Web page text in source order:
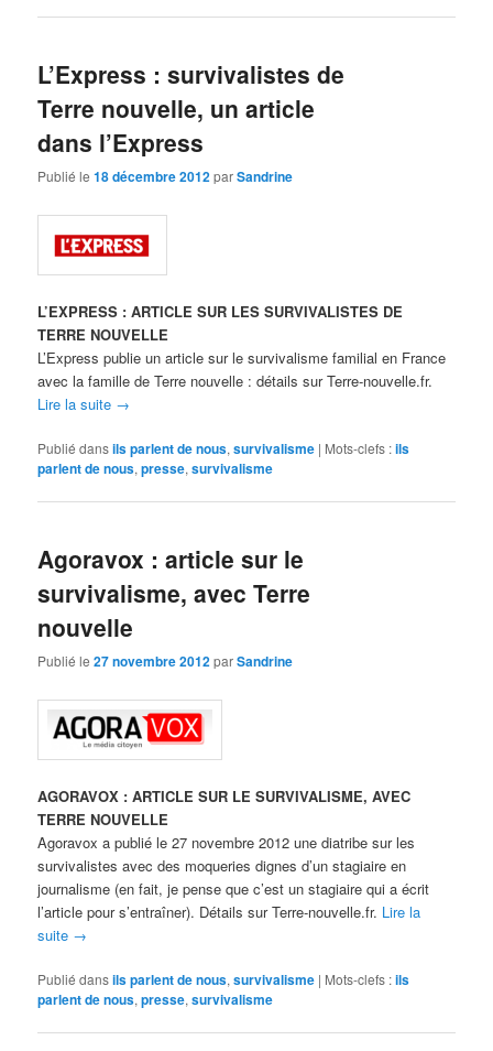
L’Express : survivalistes de
Terre nouvelle, un article
dans l’Express
Publié le18 décembre 2012parSandrine
L’EXPRESS : ARTICLE SUR LES SURVIVALISTES DE
TERRE NOUVELLE
L’Express publie un article sur le survivalisme familial en France
avec la famille de Terre nouvelle : détails sur Terre-nouvelle.fr.
Lire la suite →
Publié dansils parlent de nous,survivalisme | Mots-clefs :ils
parlent de nous,presse,survivalisme
Agoravox : article sur le
survivalisme, avec Terre
nouvelle
Publié le27 novembre 2012parSandrine
AGORAVOX : ARTICLE SUR LE SURVIVALISME, AVEC
TERRE NOUVELLE
Agoravox a publié le 27 novembre 2012 une diatribe sur les
survivalistes avec des moqueries dignes d’un stagiaire en
journalisme (en fait, je pense que c’est un stagiaire qui a écrit
l’article pour s’entraîner). Détails sur Terre-nouvelle.fr. Lire la
suite →
Publié dansils parlent de nous,survivalisme | Mots-clefs :ils
parlent de nous,presse,survivalisme